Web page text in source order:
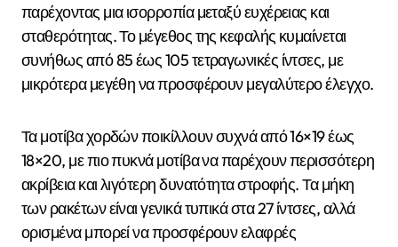
παρέχοντας μια ισορροπία μεταξύ ευχέρειας και
σταθερότητας. Το μέγεθος της κεφαλής κυμαίνεται
συνήθως από 85 έως 105 τετραγωνικές ίντσες, με
μικρότερα μεγέθη να προσφέρουν μεγαλύτερο έλεγχο.
Τα μοτίβα χορδών ποικίλλουν συχνά από 16×19 έως
18×20, με πιο πυκνά μοτίβα να παρέχουν περισσότερη
ακρίβεια και λιγότερη δυνατότητα στροφής. Τα μήκη
των ρακέτων είναι γενικά τυπικά στα 27 ίντσες, αλλά
ορισμένα μπορεί να προσφέρουν ελαφρές